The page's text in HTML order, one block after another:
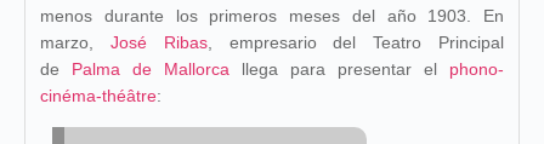
menos durante los primeros meses del año 1903. En
marzo, José Ribas, empresario del Teatro Principal
de Palma de Mallorca llega para presentar el phono-
cinéma-théâtre: